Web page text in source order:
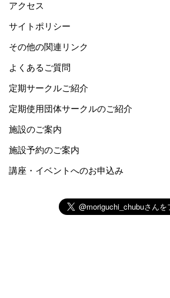
アクセス
サイトポリシー
その他の関連リンク
よくあるご質問
定期サークルご紹介
定期使用団体サークルのご紹介
施設のご案内
施設予約のご案内
講座・イベントへのお申込み